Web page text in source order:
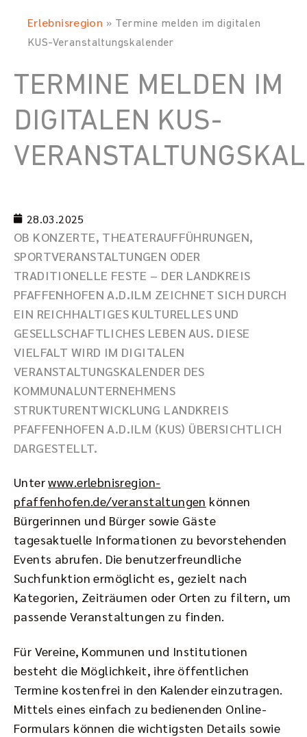
Erlebnisregion » Termine melden im digitalen
KUS-Veranstaltungskalender
TERMINE MELDEN IM
DIGITALEN KUS-
28.03.2025
OB KONZERTE, THEATERAUFFÜHRUNGEN,
SPORTVERANSTALTUNGEN ODER
TRADITIONELLE FESTE – DER LANDKREIS
PFAFFENHOFEN A.D.ILM ZEICHNET SICH DURCH
EIN REICHHALTIGES KULTURELLES UND
GESELLSCHAFTLICHES LEBEN AUS. DIESE
VIELFALT WIRD IM DIGITALEN
VERANSTALTUNGSKALENDER DES
KOMMUNALUNTERNEHMENS
STRUKTURENTWICKLUNG LANDKREIS
PFAFFENHOFEN A.D.ILM (KUS) ÜBERSICHTLICH
DARGESTELLT.
Unterwww.erlebnisregion-
pfaffenhofen.de/veranstaltungen können
Bürgerinnen und Bürger sowie Gäste
tagesaktuelle Informationen zu bevorstehenden
Events abrufen. Die benutzerfreundliche
Suchfunktion ermöglicht es, gezielt nach
Kategorien, Zeiträumen oder Orten zu filtern, um
passende Veranstaltungen zu finden.
Für Vereine, Kommunen und Institutionen
besteht die Möglichkeit, ihre öffentlichen
Termine kostenfrei in den Kalender einzutragen.
Mittels eines einfach zu bedienenden Online-
Formulars können die wichtigsten Details sowie